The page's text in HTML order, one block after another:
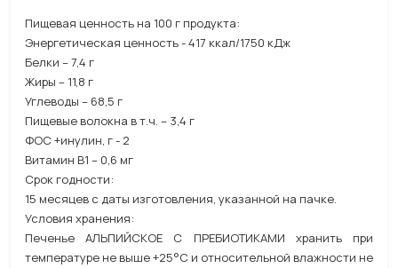
Пищевая ценность на 100 г продукта:
Энергетическая ценность - 417 ккал/1750 кДж
Белки – 7,4 г
Жиры – 11,8 г
Углеводы – 68,5 г
Пищевые волокна в т.ч. – 3,4 г
ФОС +инулин, г - 2
Витамин В1 – 0,6 мг
Срок годности:
15 месяцев с даты изготовления, указанной на пачке.
Условия хранения:
Печенье АЛЬПИЙСКОЕ С ПРЕБИОТИКАМИ хранить при
температуре не выше +25°С и относительной влажности не